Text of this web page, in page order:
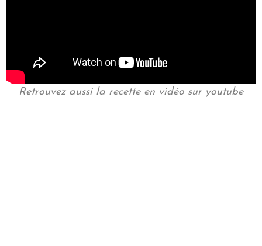
Retrouvez aussi la recette en vidéo sur youtube